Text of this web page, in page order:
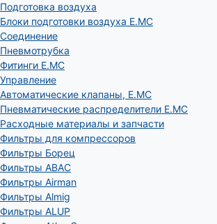
Подготовка воздуха
Блоки подготовки воздуха E.MC
Соединение
Пневмотрубка
Фитинги E.MC
Управление
Автоматические клапаны, Е.МС
Пневматические распределители E.MC
Расходные материалы и запчасти
Фильтры для компрессоров
Фильтры Борец
Фильтры ABAC
Фильтры Airman
Фильтры Almig
Фильтры ALUP